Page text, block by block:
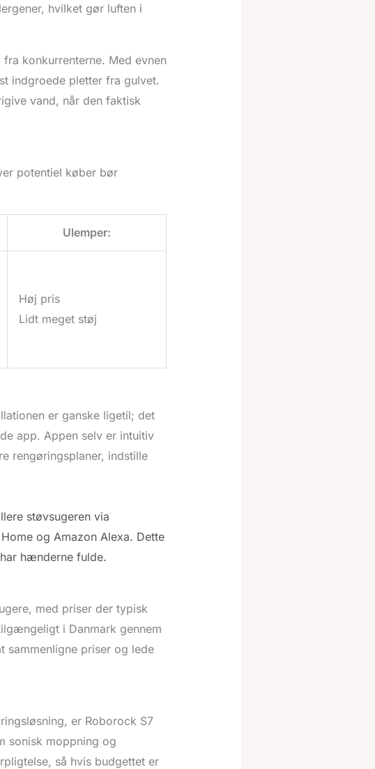
hvilket gør luften i
konkurrenterne. Med evnen
indgroede pletter fra gulvet.
vand, når den faktisk
potentiel køber bør
Ulemper:
Høj pris
Lidt meget støj
er ganske ligetil; det
app. Appen selv er intuitiv
rengøringsplaner, indstille
støvsugeren via
og Amazon Alexa. Dette
hænderne fulde.
med priser der typisk
i Danmark gennem
sammenligne priser og lede
er Roborock S7
sonisk moppning og
så hvis budgettet er